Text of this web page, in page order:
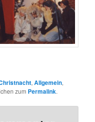
,Allgemein,
zum Permalink.